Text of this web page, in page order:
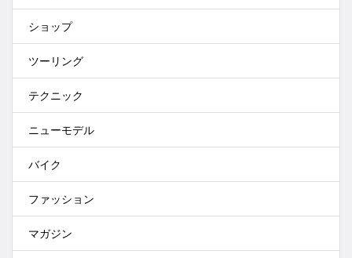
ショップ
ツーリング
テクニック
ニューモデル
バイク
ファッション
マガジン